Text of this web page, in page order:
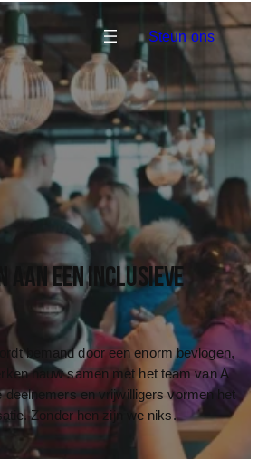
Steun ons
aan een inclusieve
bemand door een enorm bevlogen,
nauw samen met het team van A
deelnemers en vrijwilligers vormen het
Zonder hen zijn we niks.